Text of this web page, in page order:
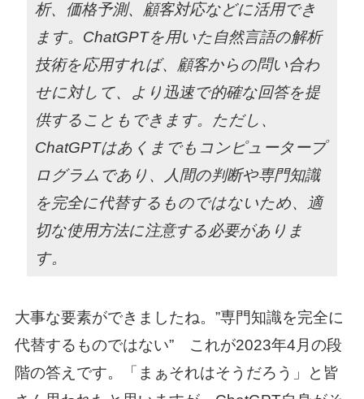
析、価格予測、顧客対応などに活用でき
ます。ChatGPTを用いた自然言語の解析
技術を応用すれば、顧客からの問い合わ
せに対して、より迅速で的確な回答を提
供することもできます。ただし、
ChatGPTはあくまでもコンピュータープ
ログラムであり、人間の判断や専門知識
を完全に代替するものではないため、適
切な使用方法に注意する必要がありま
す。
大事な要素ができましたね。”専門知識を完全に
代替するものではない” これが2023年4月の段
階の答えです。「まぁそれはそうだろう」と皆